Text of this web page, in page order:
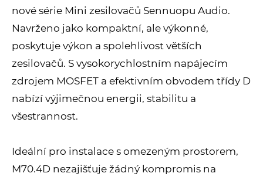
nové série Mini zesilovačů Sennuopu Audio.
Navrženo jako kompaktní, ale výkonné,
poskytuje výkon a spolehlivost větších
zesilovačů. S vysokorychlostním napájecím
zdrojem MOSFET a efektivním obvodem třídy D
nabízí výjimečnou energii, stabilitu a
všestrannost.
Ideální pro instalace s omezeným prostorem,
M70.4D nezajišťuje žádný kompromis na